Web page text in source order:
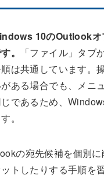
10のOutlookオ
。
「ファイル」タブ
は共通しています。
ある場合でも、メニ
であるため、
。
の宛先候補を個別に
トしたりする手順を